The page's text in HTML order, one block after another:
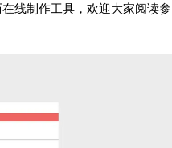
线制作工具，欢迎大家阅读参